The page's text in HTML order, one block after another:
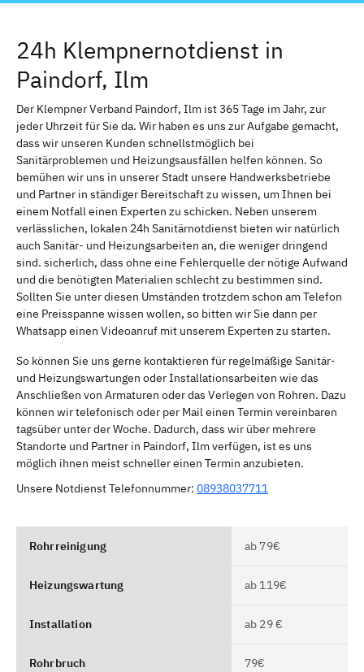
24h Klempnernotdienst in
Paindorf, Ilm
Der Klempner Verband Paindorf, Ilm ist 365 Tage im Jahr, zur
jeder Uhrzeit für Sie da. Wir haben es uns zur Aufgabe gemacht,
dass wir unseren Kunden schnellstmöglich bei
Sanitärproblemen und Heizungsausfällen helfen können. So
bemühen wir uns in unserer Stadt unsere Handwerksbetriebe
und Partner in ständiger Bereitschaft zu wissen, um Ihnen bei
einem Notfall einen Experten zu schicken. Neben unserem
verlässlichen, lokalen 24h Sanitärnotdienst bieten wir natürlich
auch Sanitär- und Heizungsarbeiten an, die weniger dringend
sind. sicherlich, dass ohne eine Fehlerquelle der nötige Aufwand
und die benötigten Materialien schlecht zu bestimmen sind.
Sollten Sie unter diesen Umständen trotzdem schon am Telefon
eine Preisspanne wissen wollen, so bitten wir Sie dann per
Whatsapp einen Videoanruf mit unserem Experten zu starten.
So können Sie uns gerne kontaktieren für regelmäßige Sanitär-
und Heizungswartungen oder Installationsarbeiten wie das
Anschließen von Armaturen oder das Verlegen von Rohren. Dazu
können wir telefonisch oder per Mail einen Termin vereinbaren
tagsüber unter der Woche. Dadurch, dass wir über mehrere
Standorte und Partner in Paindorf, Ilm verfügen, ist es uns
möglich ihnen meist schneller einen Termin anzubieten.
Unsere Notdienst Telefonnummer: 08938037711
Rohrreinigung ab 79€
Heizungswartung ab 119€
Installation ab 29 €
Rohrbruch 79€